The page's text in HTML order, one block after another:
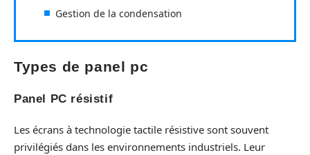
Gestion de la condensation
Types de panel pc
Panel PC résistif
Les écrans à technologie tactile résistive sont souvent
privilégiés dans les environnements industriels. Leur